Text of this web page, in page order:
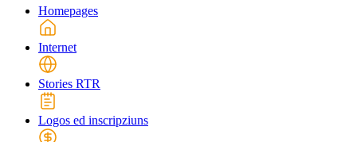
Homepages
Internet
Stories RTR
Logos ed inscripziuns